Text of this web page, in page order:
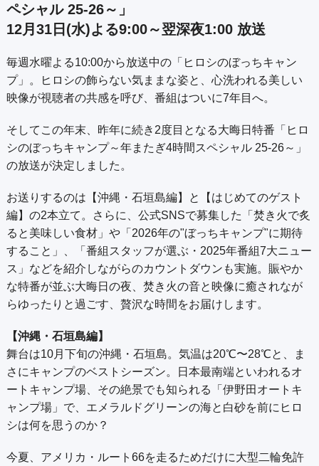
ペシャル 25-26～」
12月31日(水)よる9:00～翌深夜1:00 放送
毎週水曜よる10:00から放送中の「ヒロシのぼっちキャン
プ」。ヒロシの飾らない気ままな姿と、心洗われる美しい
映像が視聴者の共感を呼び、番組はついに7年目へ。
そしてこの年末、昨年に続き2度目となる大晦日特番「ヒロ
シのぼっちキャンプ～年またぎ4時間スペシャル 25-26～」
の放送が決定しました。
お送りするのは【沖縄・石垣島編】と【はじめてのゲスト
編】の2本立て。さらに、公式SNSで募集した「焚き火で炙
ると美味しい食材」や「2026年の"ぼっちキャンプ"に期待
すること」、「番組スタッフが選ぶ・2025年番組7大ニュー
ス」などを紹介しながらのカウントダウンも実施。賑やか
な特番が並ぶ大晦日の夜、焚き火の音と映像に癒されなが
らゆったりと過ごす、贅沢な時間をお届けします。
【沖縄・石垣島編】
舞台は10月下旬の沖縄・石垣島。気温は20℃〜28℃と、ま
さにキャンプのベストシーズン。日本最南端といわれるオ
ートキャンプ場、その絶景でも知られる「伊野田オートキ
ャンプ場」で、エメラルドグリーンの海と白砂を前にヒロ
シは何を思うのか？
今夏、アメリカ・ルート66を走るためだけに大型二輪免許